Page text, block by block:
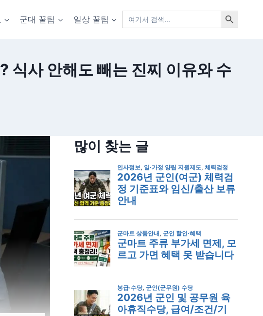
군대 꿀팁 일상 꿀팁
검
색:
검색 버튼
식사 안해도 빼는 진찌 이유와 수
많이 찾는 글